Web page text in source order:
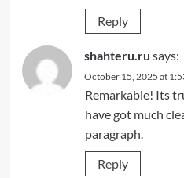
Reply
shahteru.ru says:
October 15, 2025 at
Remarkable! Its
have got much
paragraph.
Reply